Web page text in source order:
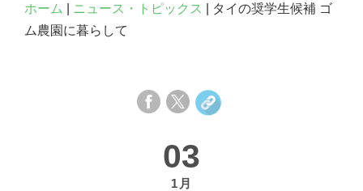
ホーム ニュース・トピックス
タイの奨学生候補 ゴ
ム農園に暮らして
03
1月